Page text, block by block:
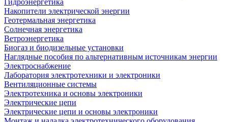
Гидроэнергетика
Накопители электрической энергии
Геотермальная энергетика
Солнечная энергетика
Ветроэнергетика
Биогаз и биодизельные установки
Наглядные пособия по альтернативным источникам энергии
Электроснабжение
Лаборатория электротехники и электроники
Вентиляционные системы
Электротехника и основы электроники
Электрические цепи
Электрические цепи и основы электроники